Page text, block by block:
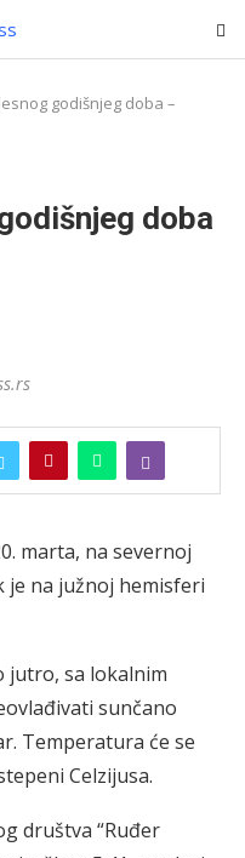
godišnjeg doba –
doba
marta, na severnoj
je na južnoj hemisferi
jutro, sa lokalnim
sunčano
Temperatura će se
Celzijusa.
društva “Ruđer